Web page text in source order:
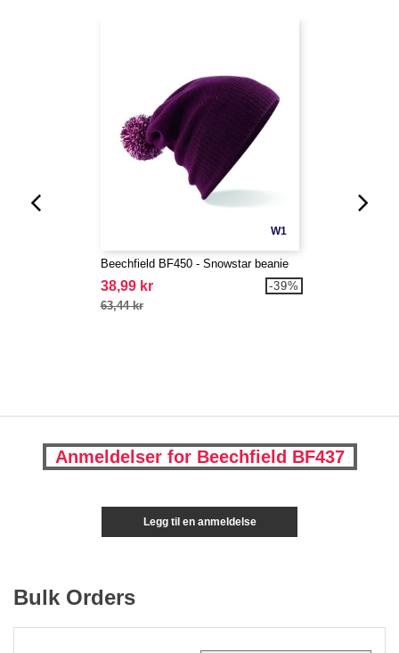
W1
Beechfield BF450 - Snowstar beanie
38,99 kr
63,44 kr
-39%
Anmeldelser for Beechfield BF437
Legg til en anmeldelse
Bulk Orders